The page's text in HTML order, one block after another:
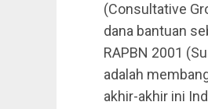
(Consultative
dana bantuan
RAPBN 2001
adalah
akhir-akhir ini